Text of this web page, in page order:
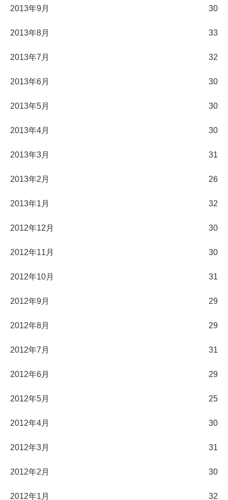
2013年9月 30
2013年8月 33
2013年7月 32
2013年6月 30
2013年5月 30
2013年4月 30
2013年3月 31
2013年2月 26
2013年1月 32
2012年12月 30
2012年11月 30
2012年10月 31
2012年9月 29
2012年8月 29
2012年7月 31
2012年6月 29
2012年5月 25
2012年4月 30
2012年3月 31
2012年2月 30
2012年1月 32